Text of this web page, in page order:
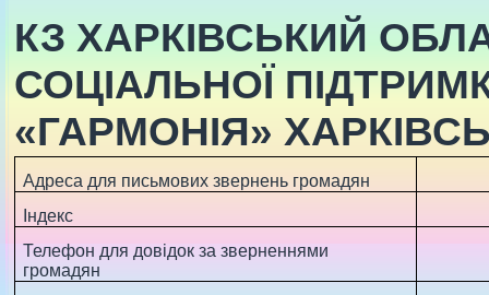
КЗ ХАРКІВСЬКИЙ
СОЦІАЛЬНОЇ
«ГАРМОНІЯ»
Адреса для письмових звернень громадян
Індекс
Телефон для довідок за зверненнями
громадян